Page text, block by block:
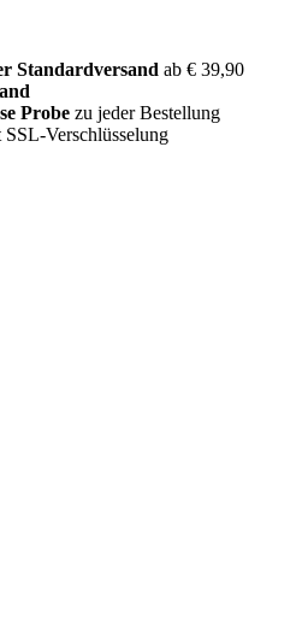
Standardversand ab € 39,90
Probe zu jeder Bestellung
SSL-Verschlüsselung